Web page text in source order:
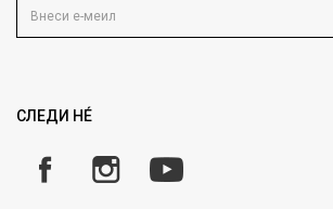
Кариера
Како да купите
Замена и рефундација на производи
Плаќање
СЛЕДИ НÉ